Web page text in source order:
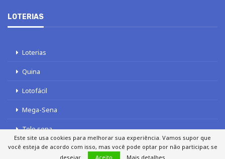
LOTERIAS
Loterias
Quina
Lotofácil
Mega-Sena
Tele sena
Este site usa cookies para melhorar sua experiência. Vamos supor que
você esteja de acordo com isso, mas você pode optar por não participar, se
desejar.
Aceito Mais detalhes